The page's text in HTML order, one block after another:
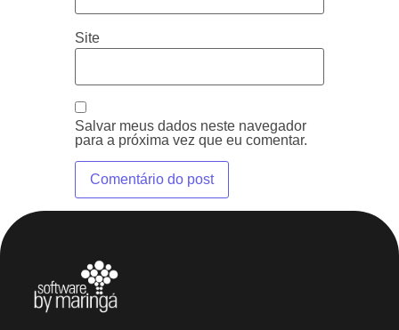
Site
Salvar meus dados neste navegador
para a próxima vez que eu comentar.